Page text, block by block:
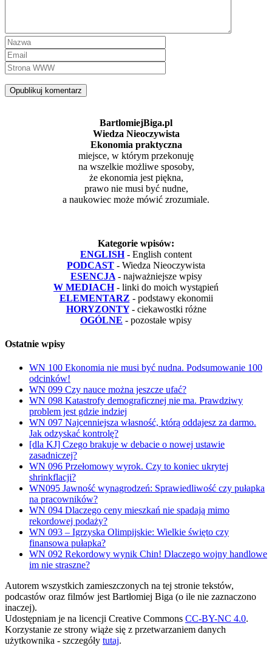
BartlomiejBiga.pl
Wiedza Nieoczywista
Ekonomia praktyczna
miejsce, w którym przekonuję
na wszelkie możliwe sposoby,
że ekonomia jest piękna,
prawo nie musi być nudne,
a naukowiec może mówić zrozumiale.
Kategorie wpisów:
ENGLISH - English content
PODCAST - Wiedza Nieoczywista
ESENCJA - najważniejsze wpisy
W MEDIACH - linki do moich wystąpień
ELEMENTARZ - podstawy ekonomii
HORYZONTY - ciekawostki różne
OGÓLNE - pozostałe wpisy
Ostatnie wpisy
WN 100 Ekonomia nie musi być nudna. Podsumowanie 100
odcinków!
WN 099 Czy nauce można jeszcze ufać?
WN 098 Katastrofy demograficznej nie ma. Prawdziwy
problem jest gdzie indziej
WN 097 Najcenniejsza własność, którą oddajesz za darmo.
Jak odzyskać kontrolę?
[dla KJ] Czego brakuje w debacie o nowej ustawie
zasadniczej?
WN 096 Przełomowy wyrok. Czy to koniec ukrytej
shrinkflacji?
WN095 Jawność wynagrodzeń: Sprawiedliwość czy pułapka
na pracowników?
WN 094 Dlaczego ceny mieszkań nie spadają mimo
rekordowej podaży?
WN 093 – Igrzyska Olimpijskie: Wielkie święto czy
finansowa pułapka?
WN 092 Rekordowy wynik Chin! Dlaczego wojny handlowe
im nie straszne?
Autorem wszystkich zamieszczonych na tej stronie tekstów,
podcastów oraz filmów jest Bartłomiej Biga (o ile nie zaznaczono
inaczej).
Udostępniam je na licencji Creative Commons CC-BY-NC 4.0.
Korzystanie ze strony wiąże się z przetwarzaniem danych
użytkownika - szczegóły tutaj.